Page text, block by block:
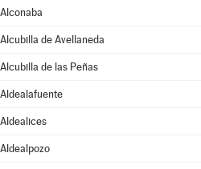
Alconaba
Alcubilla de Avellaneda
Alcubilla de las Peñas
Aldealafuente
Aldealices
Aldealpozo